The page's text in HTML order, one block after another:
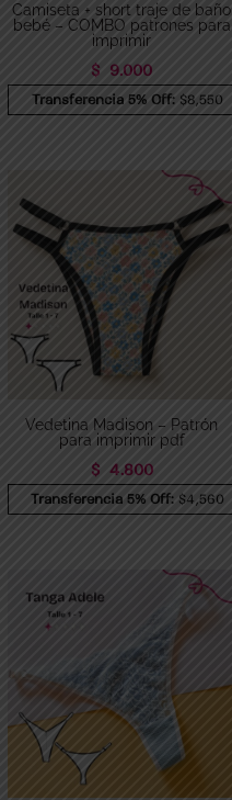
Camiseta + short traje de baño
bebé – COMBO patrones para
imprimir
$ 9.000
Transferencia 5% Off: $8,550
Vedetina Madison – Patrón
para imprimir pdf
$ 4.800
Transferencia 5% Off: $4,560